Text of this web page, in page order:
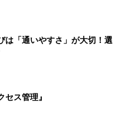
は「通いやすさ」が大切！選
ス管理』